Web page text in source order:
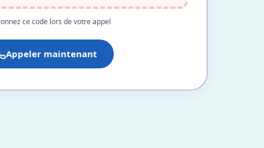
ce code lors de votre appel
Appeler maintenant